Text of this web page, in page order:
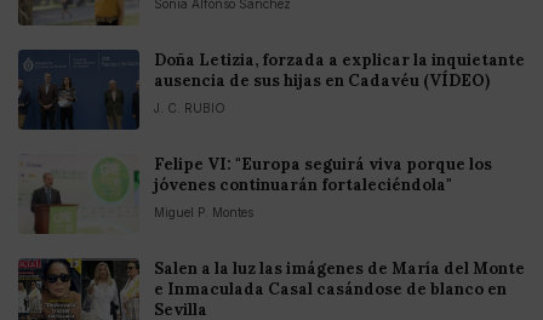
Sonia Alfonso Sánchez
Doña Letizia, forzada a explicar la inquietante
ausencia de sus hijas en Cadavéu (VÍDEO)
J. C. RUBIO
Felipe VI: "Europa seguirá viva porque los
jóvenes continuarán fortaleciéndola"
Miguel P. Montes
Salen a la luz las imágenes de María del Monte
e Inmaculada Casal casándose de blanco en
Sevilla